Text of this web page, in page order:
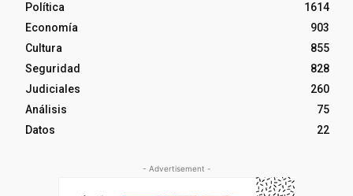
Política
1614
Economía
903
Cultura
855
Seguridad
828
Judiciales
260
Análisis
75
Datos
22
- Advertisement -